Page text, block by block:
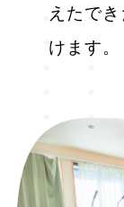
えたで
けます。